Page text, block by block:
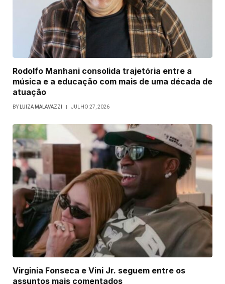
Rodolfo Manhani consolida trajetória entre a
música e a educação com mais de uma década de
atuação
BY LUIZA MALAVAZZI JULHO 27, 2026
Virginia Fonseca e Vini Jr. seguem entre os
assuntos mais comentados